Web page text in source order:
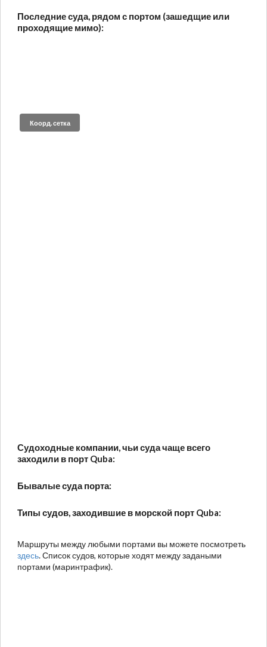
Последние суда, рядом с портом (зашедщие или
проходящие мимо):
Коорд. сетка
Судоходные компании, чьи суда чаще всего
заходили в порт Quba:
Бывалые суда порта:
Типы судов, заходившие в морской порт Quba:
Маршруты между любыми портами вы можете посмотреть
здесь. Список судов, которые ходят между задаными
портами (маринтрафик).